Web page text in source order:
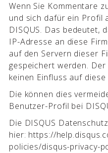
Wenn Sie Kommentare
und sich dafür ein Profil
DISQUS. Das bedeutet,
IP-Adresse an diese
auf den Servern dieser
gespeichert werden.
keinen Einfluss auf
Die können dies
Benutzer-Profil bei
Die DISQUS
hier: https://
policies/disqus-privacy-